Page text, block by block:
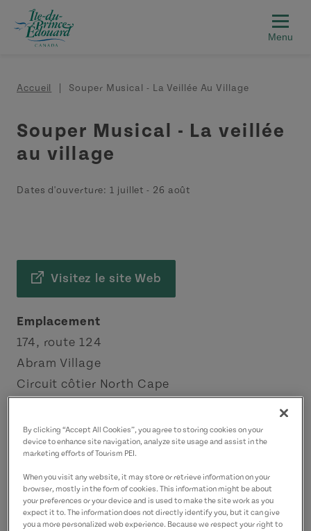
Aller au contenu principal
Fil d'Ariane
Accueil Souper Musical - La Veillée Au Village
Souper Musical - La veillée
au village
Dates d'ouverture:1 juillet - 26 août
Visitez le site Web
Emplacement
174, route 124
Abram Village
Circuit côtier North Cape
info@villagemusical.ca
By clicking “Accept All Cookies”, you agree to storing cookies on your
device to enhance site navigation, analyze site usage and assist in the
marketing efforts of Tourism PEI.
When you visit any website, it may store or retrieve information on your
browser, mostly in the form of cookies. This information might be about
your preferences or your device and is used to make the site work as you
expect it to. The information does not directly identify you, but it can give
you a more personalized web experience. Because we respect your right to